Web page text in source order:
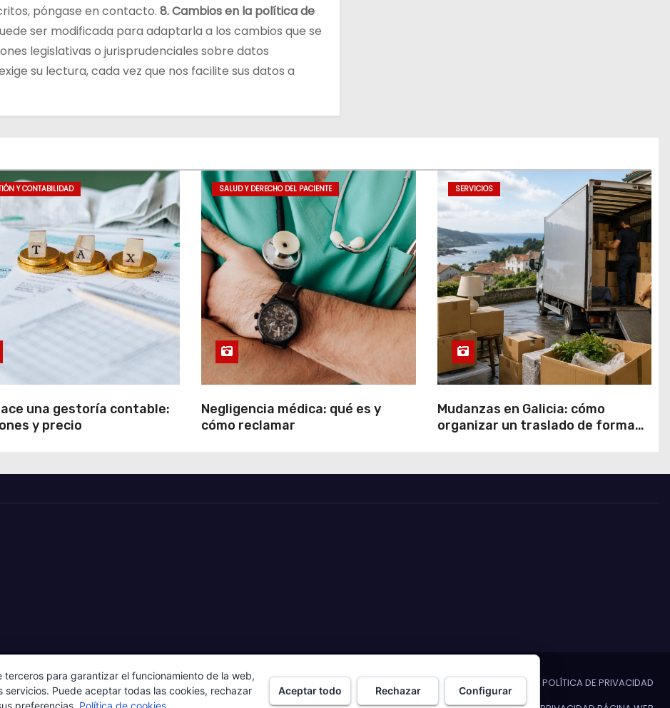
póngase en contacto. 8. Cambios en la política de
ser modificada para adaptarla a los cambios que se
legislativas o jurisprudenciales sobre datos
su lectura, cada vez que nos facilite sus datos a
Y CONTABILIDAD
una gestoría contable:
y precio
SALUD Y DERECHO DEL PACIENTE
Negligencia médica: qué es y
cómo reclamar
SERVICIOS
Mudanzas en Galicia: cómo
organizar un traslado de forma
.
Home AVISO LEGAL POLÍTICA DE COOKIES
POLÍTICA DE PRIVACIDAD
terceros para garantizar el funcionamiento de la web,
servicios. Puede aceptar todas las cookies, rechazar
preferencias. Política de cookies
Aceptar todo Rechazar Configurar